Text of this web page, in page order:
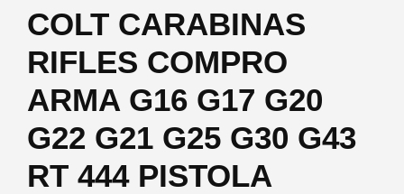
COLT CARABINAS
RIFLES COMPRO
ARMA G16 G17 G20
G22 G21 G25 G30 G43
RT 444 PISTOLA